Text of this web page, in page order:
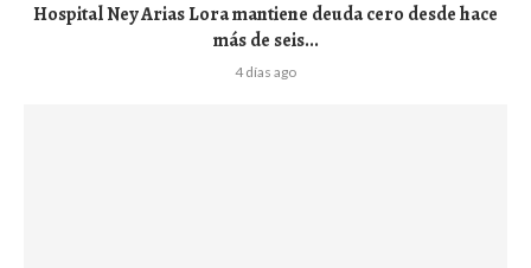
Hospital Ney Arias Lora mantiene deuda cero desde hace
más de seis...
4 días ago